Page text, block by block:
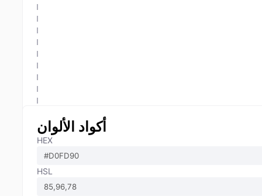
أكواد الألوان
HEX
HSL